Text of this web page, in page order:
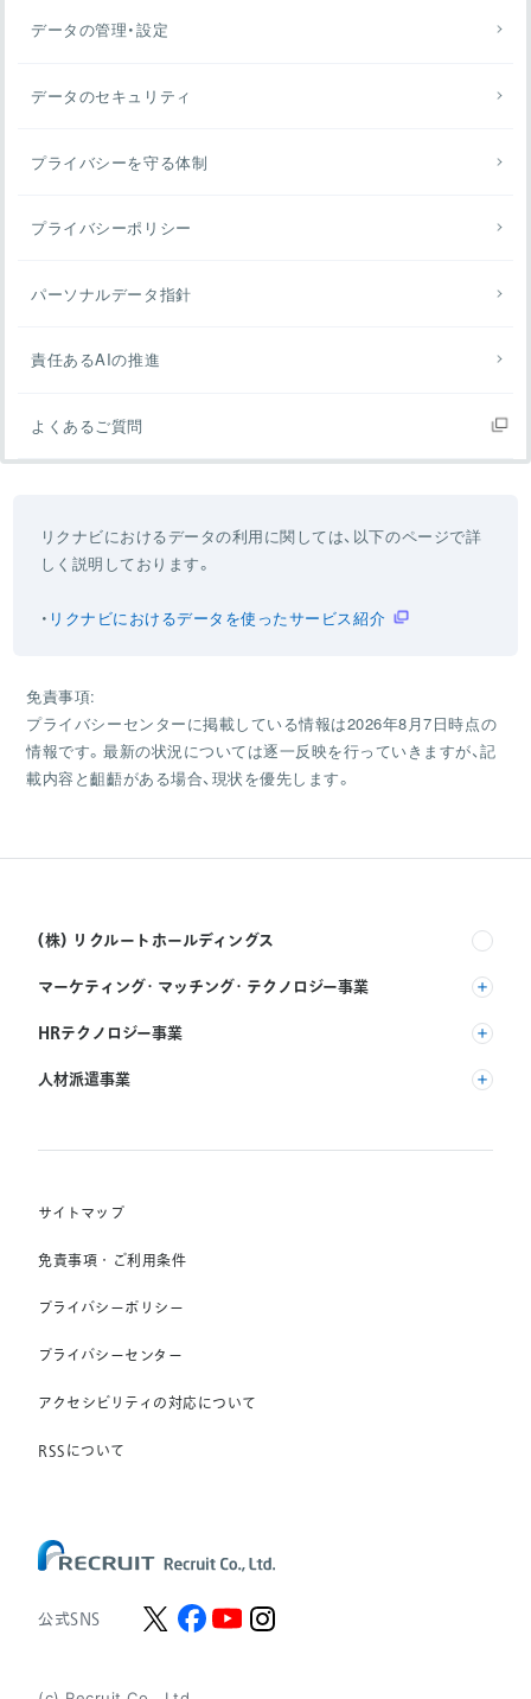
データの管理・設定
データのセキュリティ
プライバシーを守る体制
プライバシーポリシー
パーソナルデータ指針
責任あるAIの推進
よくあるご質問
リクナビにおけるデータの利用に関しては、以下のページで詳
しく説明しております。
リクナビにおけるデータを使ったサービス紹介
免責事項:
プライバシーセンターに掲載している情報は2026年8月7日時点の
情報です。最新の状況については逐一反映を行っていきますが、記
載内容と齟齬がある場合、現状を優先します。
(株) リクルートホールディングス
マーケティング・マッチング・テクノロジー事業
(株) リクルート
HRテクノロジー事業
(株) インディードリクルートパートナーズ
Indeed, Inc.
人材派遣事業
(株) スタッフサービス・ホールディングス
Unique NV
Staffmark Group, LLC
The CSI Companies, Inc.
公式SNS
サイトマップ
免責事項・ご利用条件
プライバシーポリシー
プライバシーセンター
アクセシビリティの対応について
RSSについて